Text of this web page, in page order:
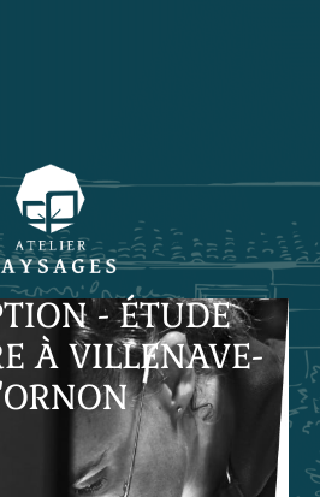
- ÉTUDE
À VILLENAVE-